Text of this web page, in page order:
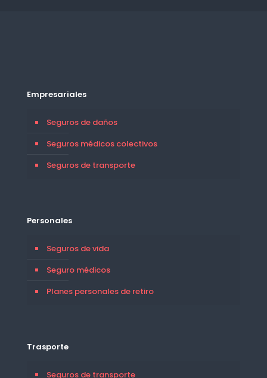
Empresariales
Seguros de daños
Seguros médicos colectivos
Seguros de transporte
Personales
Seguros de vida
Seguro médicos
Planes personales de retiro
Trasporte
Seguros de transporte